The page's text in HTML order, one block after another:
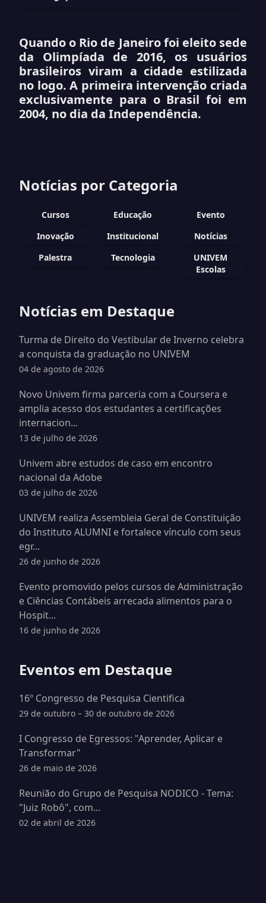
Quando o Rio de Janeirofoi eleito sede
da Olimpíada de 2016, os usuários
brasileiros viram a cidade estilizada
no logo. A primeira intervenção criada
exclusivamente para o Brasil foi em
2004, no dia da Independência.
Notícias por Categoria
Cursos Educação
Evento
Inovação
Institucional
Notícias
Palestra
Tecnologia
UNIVEM
Escolas
Notícias em Destaque
Turma de Direito do Vestibular de Inverno celebra
a conquista da graduação no UNIVEM
04 de agosto de 2026
Novo Univem firma parceria com a Coursera e
amplia acesso dos estudantes a certificações
internacion...
13 de julho de 2026
Univem abre estudos de caso em encontro
nacional da Adobe
03 de julho de 2026
UNIVEM realiza Assembleia Geral de Constituição
do Instituto ALUMNI e fortalece vínculo com seus
egr...
26 de junho de 2026
Evento promovido pelos cursos de Administração
e Ciências Contábeis arrecada alimentos para o
Hospit...
16 de junho de 2026
Eventos em Destaque
16º Congresso de Pesquisa Cientifica
29 de outubro – 30 de outubro de 2026
I Congresso de Egressos: "Aprender, Aplicar e
Transformar"
26 de maio de 2026
Reunião do Grupo de Pesquisa NODICO - Tema:
"Juiz Robô", com...
02 de abril de 2026